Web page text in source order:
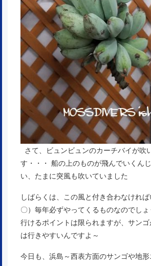
さて、ビュンビュンのカーチバイが吹
す・・・ 船の上のものが飛んでいくん
い、たまに突風も吹いていました
しばらくは、この風と付き合わなけれ
〇）毎年必ずやってくるものなのでしょ
行けるポイントは限られますが、サン
は行きやすいんですよ～
今日も、浜島～西表方面のサンゴや地